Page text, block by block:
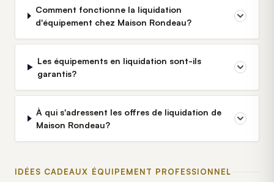
Comment fonctionne la liquidation
d'équipement chez Maison Rondeau?
Les équipements en liquidation sont-ils
garantis?
À qui s'adressent les offres de liquidation de
Maison Rondeau?
IDÉES CADEAUX ÉQUIPEMENT PROFESSIONNEL